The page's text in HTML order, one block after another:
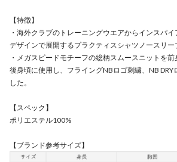
【特徴】
・海外クラブのトレーニングウエアからインスパ
デザインで展開するプラクティスシャツノースリー
・メガスピードモチーフの総柄スムースニットを
後身頃に使用し、フライングNBロゴ刺繍、NB DRY
した。
【スペック】
ポリエステル100%
【ブランド参考サイズ】